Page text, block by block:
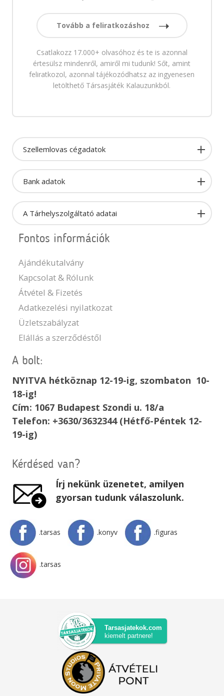
Tovább a feliratkozáshoz
Csatlakozz 17.000+ olvasóhoz és te is azonnal
értesülsz mindenről, amiről mi tudunk! Sőt, amint
feliratkozol, azonnal tájékozódhatsz az ingyenesen
letölthető Társasjáték Kalauzunkból.
Szellemlovas cégadatok
Bank adatok
A Tárhelyszolgáltató adatai
Fontos információk
Ajándékutalvány
Kapcsolat & Rólunk
Átvétel & Fizetés
Adatkezelési nyilatkozat
Üzletszabályzat
Elállás a szerződéstől
A bolt:
NYITVA hétköznap 12-19-ig, szombaton 10-
18-ig!
Cím: 1067 Budapest Szondi u. 18/a
Telefon: +3630/3632344 (Hétfő-Péntek 12-
19-ig)
Kérdésed van?
Írj nekünk üzenetet, amilyen
gyorsan tudunk válaszolunk.
.tarsas .konyv .figuras
.tarsas
Tarsasjatekok.com
kiemelt partnere!